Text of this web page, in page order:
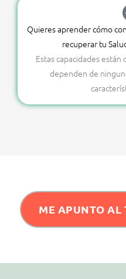
Quieres aprender cómo
recuperar tu
Estas capacidades
dependen de
ME APUNTO AL